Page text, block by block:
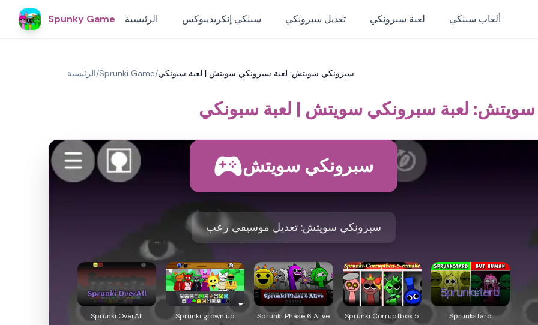
Spunky Game الرئيسية سبنكي إنكريديبوكس تعديل سبرونكي لعبة سبرونكي ألعاب سبنكي
الرئيسية/Sprunki Game/سبرونكي سويتش: لعبة سبرونكي سويتش | لعبة سبونكي
لعبة سبرونكي سويتش | لعبة سبونكي
سبرونكي سويتش
سبرونكي سويتش: تعديل موسيقى رعب
Sprunki OverAll Sprunki grown up Sprunki Phase 6 Alive Sprunki Corruptbox 5 Sprunkstard